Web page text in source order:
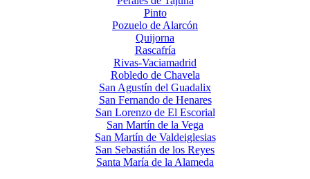
Pinto
Pozuelo de Alarcón
Quijorna
Rascafría
Rivas-Vaciamadrid
Robledo de Chavela
San Agustín del Guadalix
San Fernando de Henares
San Lorenzo de El Escorial
San Martín de la Vega
San Martín de Valdeiglesias
San Sebastián de los Reyes
Santa María de la Alameda